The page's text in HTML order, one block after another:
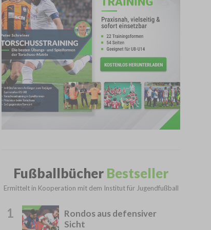
Fußballbücher Bestseller
Ermittelt in Kooperation mit dem Institut für Jugendfußball
1
Rondos aus defensiver
Sicht